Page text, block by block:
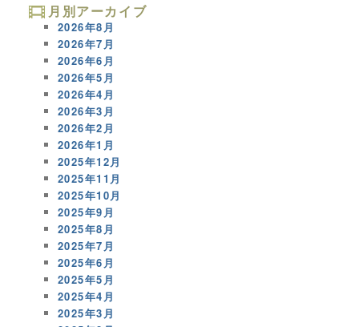
月別アーカイブ
2026年8月
2026年7月
2026年6月
2026年5月
2026年4月
2026年3月
2026年2月
2026年1月
2025年12月
2025年11月
2025年10月
2025年9月
2025年8月
2025年7月
2025年6月
2025年5月
2025年4月
2025年3月